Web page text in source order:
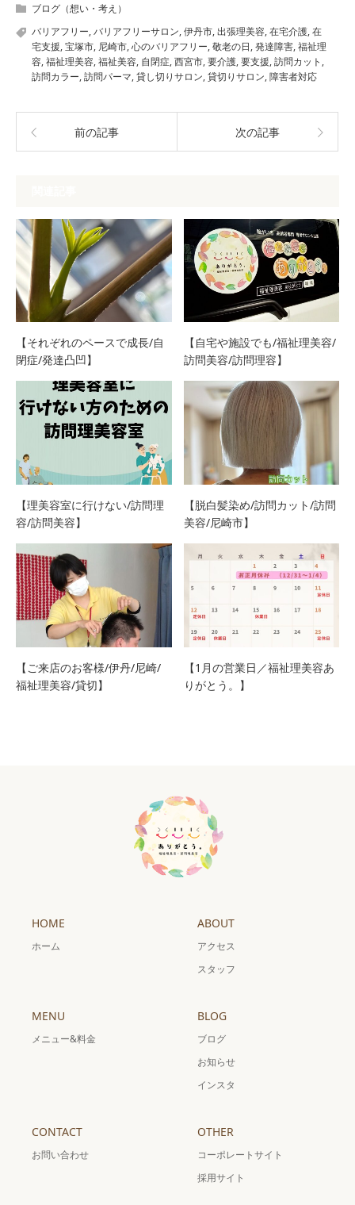
ブログ（想い・考え）
バリアフリー,バリアフリーサロン,伊丹市,出張理美容,在宅介護,在
宅支援,宝塚市, 尼崎市,心のバリアフリー,敬老の日,発達障害,福祉理
容,福祉理美容,福祉美容, 自閉症,西宮市,要介護,要支援,訪問カット ,
訪問カラー,訪問パーマ,貸し切りサロン,貸切りサロン,障害者対応
前の記事 次の記事
【それぞれのペースで成長/自
閉症/発達凸凹】
【自宅や施設でも/福祉理美容/
訪問美容/訪問理容】
【理美容室に行けない/訪問理
容/訪問美容】
【脱白髪染め/訪問カット/訪問
美容/尼崎市】
【ご来店のお客様/伊丹/尼崎/
福祉理美容/貸切】
【1月の営業日／福祉理美容あ
りがとう。】
HOME
ホーム
ABOUT
アクセス
スタッフ
MENU
メニュー&料金
BLOG
ブログ
お知らせ
インスタ
CONTACT
お問い合わせ
OTHER
コーポレートサイト
採用サイト